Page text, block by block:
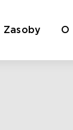
Zasoby O